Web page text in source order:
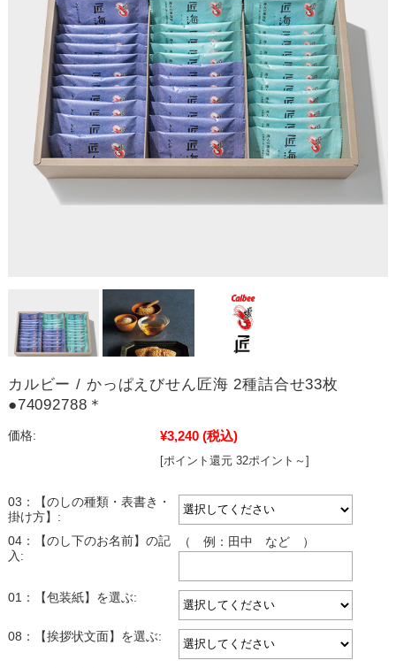
カルビー / かっぱえびせん匠海 2種詰合せ33枚
●74092788＊
価格: ¥3,240 (税込)
[ポイント還元 32ポイント～]
03：【のしの種類・表書き・
掛け方】:
04：【のし下のお名前】の記
入:
（ 例：田中 など ）
01：【包装紙】を選ぶ:
08：【挨拶状文面】を選ぶ: